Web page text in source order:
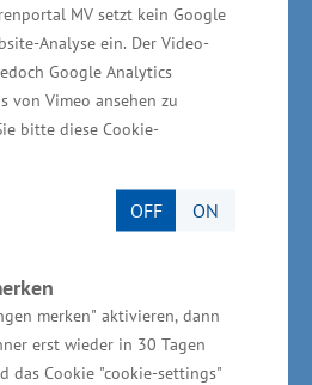
MV setzt kein Google
Analyse ein. Der Video-
Google Analytics
von Vimeo ansehen zu
bitte diese Cookie-
OFF ON
merken" aktivieren, dann
erst wieder in 30 Tagen
das Cookie "cookie-settings"
in Mecklenburg-
und
maritimen Industrie an,
Umsatz in Höhe von
(2017)